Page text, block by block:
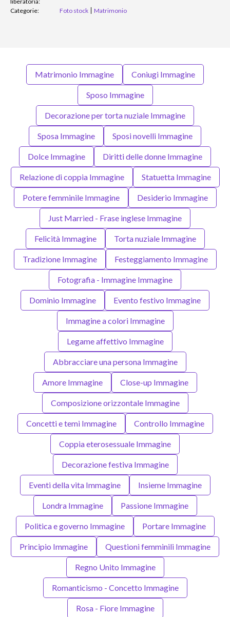
Categorie: Foto stock Matrimonio
Matrimonio Immagine Coniugi Immagine
Sposo Immagine
Decorazione per torta nuziale Immagine
Sposa Immagine Sposi novelli Immagine
Dolce Immagine Diritti delle donne Immagine
Relazione di coppia Immagine Statuetta Immagine
Potere femminile Immagine Desiderio Immagine
Just Married - Frase inglese Immagine
Felicità Immagine Torta nuziale Immagine
Tradizione Immagine Festeggiamento Immagine
Fotografia - Immagine Immagine
Dominio Immagine Evento festivo Immagine
Immagine a colori Immagine
Legame affettivo Immagine
Abbracciare una persona Immagine
Amore Immagine Close-up Immagine
Composizione orizzontale Immagine
Concetti e temi Immagine Controllo Immagine
Coppia eterosessuale Immagine
Decorazione festiva Immagine
Eventi della vita Immagine Insieme Immagine
Londra Immagine Passione Immagine
Politica e governo Immagine Portare Immagine
Principio Immagine Questioni femminili Immagine
Regno Unito Immagine
Romanticismo - Concetto Immagine
Rosa - Fiore Immagine